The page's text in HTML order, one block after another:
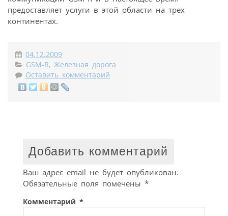
предоставляет услуги в этой области на трех
континентах.
04.12.2009
GSM-R, Железная дорога
Оставить комментарий
Добавить комментарий
Ваш адрес email не будет опубликован.
Обязательные поля помечены *
Комментарий *